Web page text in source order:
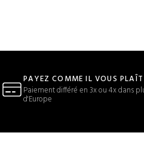
PAYEZ COMME IL VOUS PLAÎT
Paiement différé en 3x ou 4x dans
d'Europe